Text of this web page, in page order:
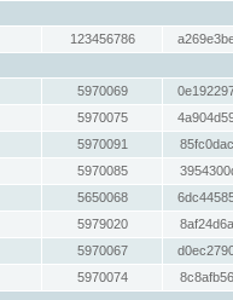
123456786
5970069
5970075
5970091
5970085
5650068
5979020
5970067
5970074